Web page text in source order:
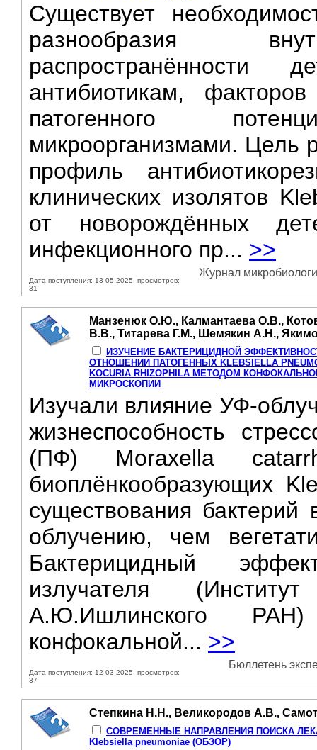
Существует
разнообразия
распространённости
антибиотикам,
патогенного
микроорганизмами. Цель
профиль
клинических изолятов
от новорождённых
инфекционного пр... >>
Дата поступления: 13-05-2025, просмотров:
31
Журнал
Манзенюк О.Ю., Калмантаева О.В.,
В.В., Титарева Г.М., Шемякин А.Н.,
ИЗУЧЕНИЕ БАКТЕРИЦИДНОЙ
ОТНОШЕНИИ ПАТОГЕННЫХ KLEBSIELLA
KOCURIA RHIZOPHILA МЕТОДОМ
МИКРОСКОПИИ
Изучали влияние УФ-
жизнеспособность
(ПФ) Moraxella
биоплёнкообразующих
существования
облучению, чем
Бактерицидный
излучателя
А.Ю.Ишлинского
конфокальной... >>
Дата поступления: 12-03-2025, просмотров:
37
Бюллетень
Степкина Н.Н., Великородов А.В.,
СОВРЕМЕННЫЕ НАПРАВЛЕНИЯ ПОИСКА
Klebsiella pneumoniae (ОБЗОР)